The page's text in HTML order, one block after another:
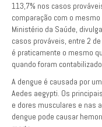
113,7% nos casos
comparação com o
Ministério da Saúde,
casos prováveis, entre 2
é praticamente o mesmo
quando foram
A dengue é causada por
Aedes aegypti. Os
e dores musculares e nas
dengue pode causar